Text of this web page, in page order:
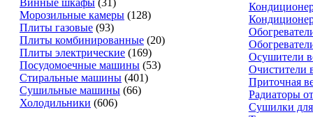
Винные шкафы (31)
Морозильные камеры (128)
Плиты газовые (93)
Плиты комбинированные (20)
Плиты электрические (169)
Посудомоечные машины (53)
Стиральные машины (401)
Сушильные машины (66)
Холодильники (606)
Осушители
Очистители
Приточная
Радиаторы
Сушилки